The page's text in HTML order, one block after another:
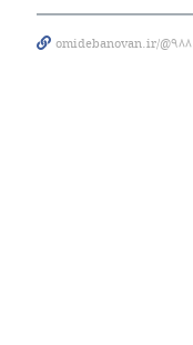
omidebanovan.ir/@988